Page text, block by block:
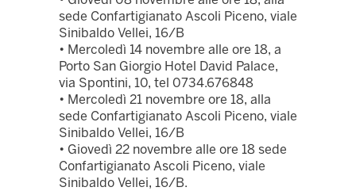
sede Confartigianato Ascoli Piceno, viale
Sinibaldo Vellei, 16/B
• Mercoledì 14 novembre alle ore 18, a
Porto San Giorgio Hotel David Palace,
via Spontini, 10, tel 0734.676848
• Mercoledì 21 novembre ore 18, alla
sede Confartigianato Ascoli Piceno, viale
Sinibaldo Vellei, 16/B
• Giovedì 22 novembre alle ore 18 sede
Confartigianato Ascoli Piceno, viale
Sinibaldo Vellei, 16/B.